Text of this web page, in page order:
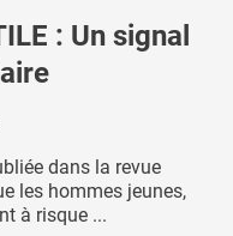
: Un signal
dans la revue
les hommes jeunes,
à risque ...